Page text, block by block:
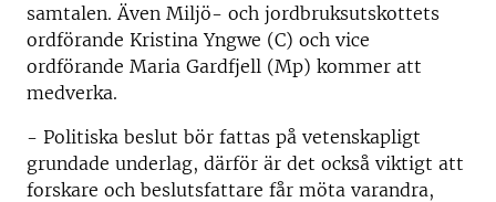
samtalen. Även Miljö- och jordbruksutskottets
ordförande Kristina Yngwe (C) och vice
ordförande Maria Gardfjell (Mp) kommer att
medverka.
- Politiska beslut bör fattas på vetenskapligt
grundade underlag, därför är det också viktigt att
forskare och beslutsfattare får möta varandra,